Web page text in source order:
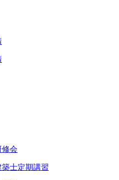
会
士定期講習